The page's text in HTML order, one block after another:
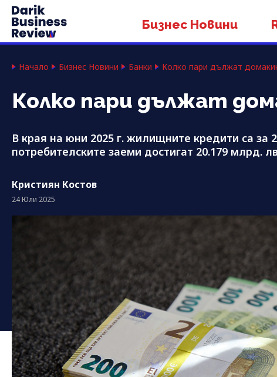
Бизнес Новини
Начало Бизнес Новини Банки Колко пари дължат
Колко пари дължат
В края на юни 2025 г. жилищните кредити са за
потребителските заеми достигат 20.179 млрд.
Кристиян Костов
24 Юли 2025